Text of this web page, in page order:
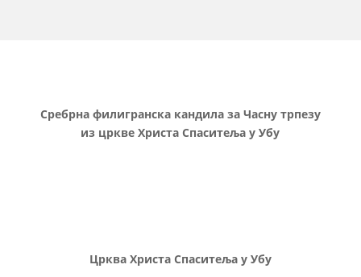
Сребрна филигранска кандила за Часну трпезу
из цркве Христа Спаситеља у Убу
Црква Христа Спаситеља у Убу